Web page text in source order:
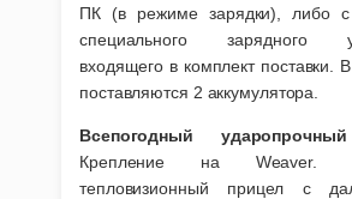
ПК (в режиме зарядки), либо
специального зарядного
входящего в комплект поставки.
поставляются 2 аккумулятора.
Всепогодный
Крепление на Weaver.
тепловизионный прицел с